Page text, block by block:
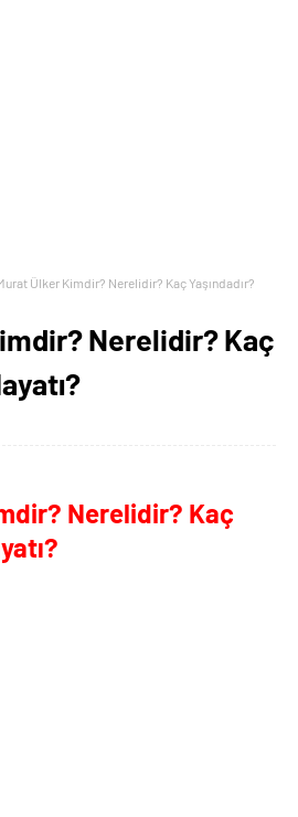
Ülker Kimdir? Nerelidir? Kaç Yaşındadır?
Nerelidir? Kaç
Nerelidir? Kaç